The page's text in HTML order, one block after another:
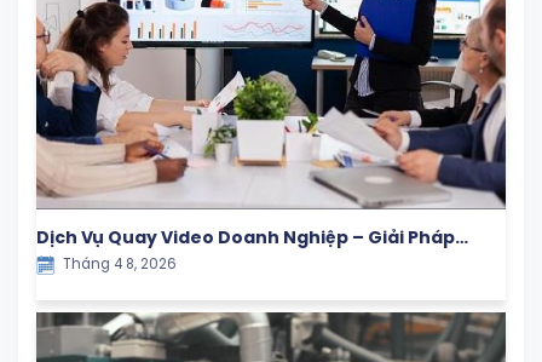
Dịch Vụ Quay Video Doanh Nghiệp – Giải Pháp
Truyền Thông Hiệu Quả Cho Thương Hiệu Hiện Đại
Tháng 4 8, 2026